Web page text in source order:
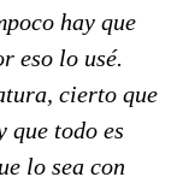
hay que
eso lo usé.
cierto que
que todo es
lo sea con